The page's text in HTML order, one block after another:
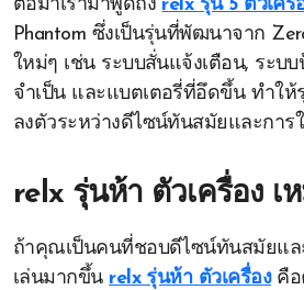
ต่อมาเรามาพูดถึง relx รุ่น 5 ตัวเครื่
Phantom ซึ่งเป็นรุ่นที่พัฒนาจาก
ใหม่ๆ เช่น ระบบสั่นแจ้งเตือน, ระบ
จำเป็น และแบตเตอรี่ที่อึดขึ้น ทำให้
ลงตัวระหว่างดีไซน์ทันสมัยและการ
relx รุ่นห้า ตัวเครื่อง เ
ถ้าคุณเป็นคนที่ชอบดีไซน์ทันสมัยแล
เล่นมากขึ้น relx รุ่นห้า ตัวเครื่องคือ